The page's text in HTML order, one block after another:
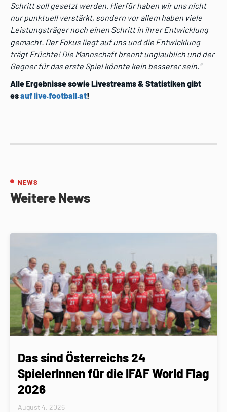
Schritt soll gesetzt werden. Hierfür haben wir uns nicht
nur punktuell verstärkt, sondern vor allem haben viele
Leistungsträger noch einen Schritt in ihrer Entwicklung
gemacht. Der Fokus liegt auf uns und die Entwicklung
trägt Früchte! Die Mannschaft brennt unglaublich und der
Gegner für das erste Spiel könnte kein besserer sein.“
Alle Ergebnisse sowie Livestreams & Statistiken gibt
esauf live.football.at!
NEWS
Weitere News
Das sind Österreichs 24
SpielerInnen für die IFAF World Flag
2026
August 4, 2026